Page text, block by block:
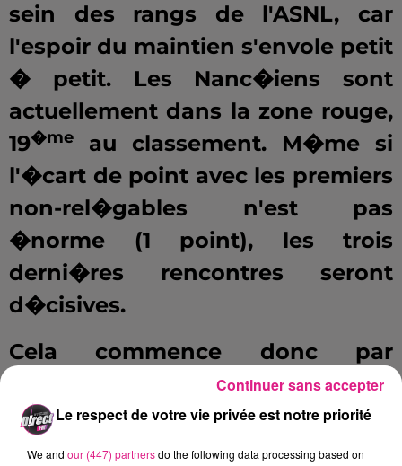
sein des rangs de l'ASNL, car
l'espoir du maintien s'envole petit
� petit. Les Nanc�iens sont
actuellement dans la zone rouge,
19�me
au classement. M�me si
l'�cart de point avec les premiers
non-rel�gables n'est pas
�norme (1 point), les trois
derni�res rencontres seront
d�cisives.
Cela commence donc par
Monaco. Les Meurthe-et-
Mosellans savent que la t�che
s'annonce compliqu�e, face au
Le respect de votre vie privée est notre priorité
We and our (447) partnersdo the following data processing based on
Continuer sans accepter